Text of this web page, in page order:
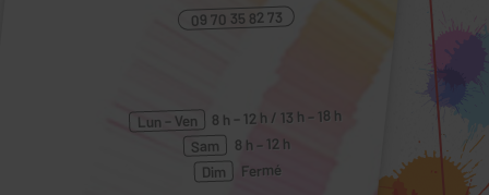
09 70 35 82 73
Lun – Ven 8 h – 12 h / 13 h – 18 h
Sam 8 h – 12 h
Dim Fermé